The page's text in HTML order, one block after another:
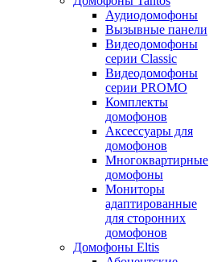
Аудиодомофоны
Вызывные панели
Видеодомофоны
серии Classic
Видеодомофоны
серии PROMO
Комплекты
домофонов
Аксессуары для
домофонов
Многоквартирные
домофоны
Мониторы
адаптированные
для сторонних
домофонов
Домофоны Eltis